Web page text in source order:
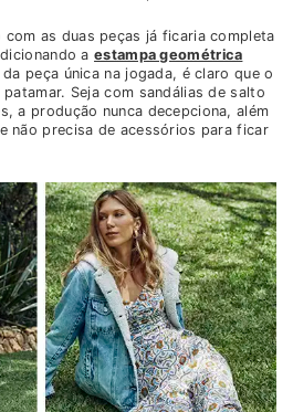
as duas peças já ficaria completa
aestampa geométrica
peça única na jogada, é claro que o
Seja com sandálias de salto
a produção nunca decepciona, além
não precisa de acessórios para ficar